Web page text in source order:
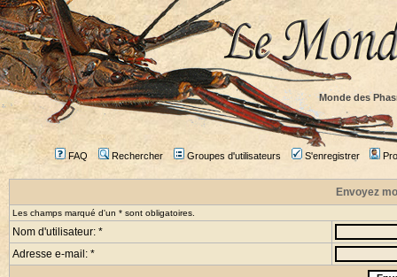
Monde des
FAQ Rechercher Groupes d'utilisateurs S'enregistrer
Envoyez
Les champs marqué d'un * sont obligatoires.
Nom d'utilisateur: *
Adresse e-mail: *